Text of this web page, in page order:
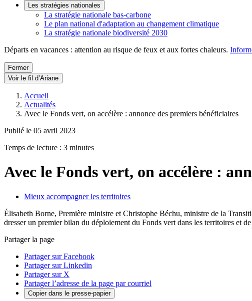
Les stratégies nationales
La stratégie nationale bas-carbone
Le plan national d'adaptation au changement climatique
La stratégie nationale biodiversité 2030
Départs en vacances : attention au risque de feux et aux fortes chaleurs.
Fermer
Voir le fil d’Ariane
Accueil
Actualités
Avec le Fonds vert, on accélère : annonce des premiers bénéficiaires
Publié le 05 avril 2023
Temps de lecture : 3 minutes
Avec le Fonds vert, on accélère :
Mieux accompagner les territoires
Élisabeth Borne, Première ministre et Christophe Béchu, ministre de la
dresser un premier bilan du déploiement du Fonds vert dans les territoires et
Partager la page
Partager sur Facebook
Partager sur Linkedin
Partager sur X
Partager l’adresse de la page par courriel
Copier dans le presse-papier